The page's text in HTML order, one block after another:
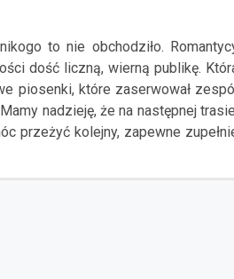
to nie obchodziło.
dość liczną, wierną publikę.
piosenki, które zaserwował
nadzieję, że na następnej
przeżyć kolejny, zapewne